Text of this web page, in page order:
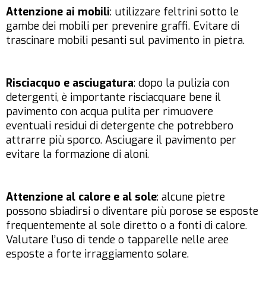
Attenzione ai mobili: utilizzare feltrini sotto le
gambe dei mobili per prevenire graffi. Evitare di
trascinare mobili pesanti sul pavimento in pietra.
Risciacquo e asciugatura: dopo la pulizia con
detergenti, è importante risciacquare bene il
pavimento con acqua pulita per rimuovere
eventuali residui di detergente che potrebbero
attrarre più sporco. Asciugare il pavimento per
evitare la formazione di aloni.
Attenzione al calore e al sole: alcune pietre
possono sbiadirsi o diventare più porose se esposte
frequentemente al sole diretto o a fonti di calore.
Valutare l’uso di tende o tapparelle nelle aree
esposte a forte irraggiamento solare.